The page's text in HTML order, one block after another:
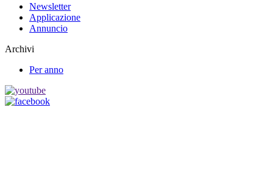
Newsletter
Applicazione
Annuncio
Archivi
Per anno